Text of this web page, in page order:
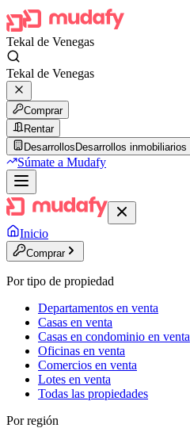
Tekal de Venegas
Tekal de Venegas
Comprar
Rentar
Desarrollos Desarrollos inmobiliarios
Súmate a Mudafy
Inicio
Comprar
Por tipo de propiedad
Departamentos en venta
Casas en venta
Casas en condominio en venta
Oficinas en venta
Comercios en venta
Lotes en venta
Todas las propiedades
Por región